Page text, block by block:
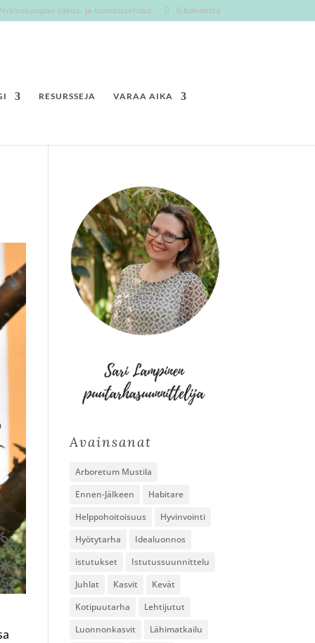
tilaus- ja toimitusehdot 0 kohdetta
RESURSSEJA VARAA AIKA
Avainsanat
Arboretum Mustila
Ennen-Jälkeen
Habitare
Helppohoitoisuus
Hyvinvointi
Hyötytarha
Idealuonnos
istutukset
Istutussuunnittelu
Juhlat
Kasvit
Kevät
Kotipuutarha
Lehtijutut
Luonnonkasvit
Lähimatkailu